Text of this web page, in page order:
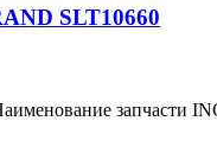
SLT10660
запчасти